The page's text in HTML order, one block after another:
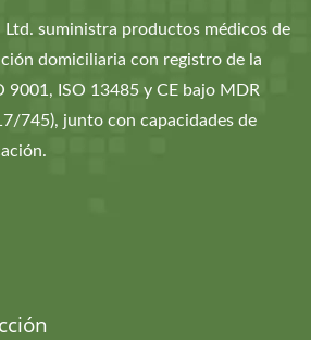
suministra productos médicos de
domiciliaria con registro de la
9001, ISO 13485 y CE bajo MDR
745), junto con capacidades de